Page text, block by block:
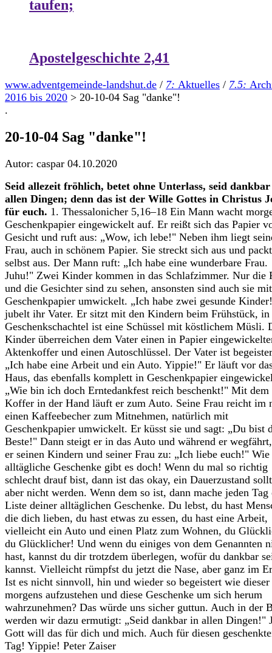
taufen;
Apostelgeschichte 2,41
www.adventgemeinde-landshut.de / 7: Aktuelles / 7.5:
2016 bis 2020 > 20-10-04 Sag "danke"!
.
20-10-04 Sag "danke"!
Autor: caspar 04.10.2020
Seid allezeit fröhlich, betet ohne Unterlass, seid
allen Dingen; denn das ist der Wille Gottes in Christus
für euch. 1. Thessalonicher 5,16–18 Ein Mann wacht
Geschenkpapier eingewickelt auf. Er reißt sich das Papier
Gesicht und ruft aus: „Wow, ich lebe!" Neben ihm liegt
Frau, auch in schönem Papier. Sie streckt sich aus und
selbst aus. Der Mann ruft: „Ich habe eine wunderbare Frau.
Juhu!" Zwei Kinder kommen in das Schlafzimmer. Nur die
und die Gesichter sind zu sehen, ansonsten sind auch sie mit
Geschenkpapier umwickelt. „Ich habe zwei gesunde
jubelt ihr Vater. Er sitzt mit den Kindern beim Frühstück, in
Geschenkschachtel ist eine Schüssel mit köstlichem Müsli.
Kinder überreichen dem Vater einen in Papier
Aktenkoffer und einen Autoschlüssel. Der Vater ist
„Ich habe eine Arbeit und ein Auto. Yippie!" Er läuft vor
Haus, das ebenfalls komplett in Geschenkpapier
„Wie bin ich doch Erntedankfest reich beschenkt!" Mit dem
Koffer in der Hand läuft er zum Auto. Seine Frau reicht im
einen Kaffeebecher zum Mitnehmen, natürlich mit
Geschenkpapier umwickelt. Er küsst sie und sagt: „Du bist
Beste!" Dann steigt er in das Auto und während er
er seinen Kindern und seiner Frau zu: „Ich liebe euch!"
alltägliche Geschenke gibt es doch! Wenn du mal so richtig
schlecht drauf bist, dann ist das okay, ein Dauerzustand
aber nicht werden. Wenn dem so ist, dann mache jeden Tag
Liste deiner alltäglichen Geschenke. Du lebst, du hast
die dich lieben, du hast etwas zu essen, du hast eine Arbeit,
vielleicht ein Auto und einen Platz zum Wohnen, du
du Glücklicher! Und wenn du einiges von dem Genannten
hast, kannst du dir trotzdem überlegen, wofür du dankbar
kannst. Vielleicht rümpfst du jetzt die Nase, aber ganz im
Ist es nicht sinnvoll, hin und wieder so begeistert wie dieser
morgens aufzustehen und diese Geschenke um sich herum
wahrzunehmen? Das würde uns sicher guttun. Auch in der
werden wir dazu ermutigt: „Seid dankbar in allen Dingen!"
Gott will das für dich und mich. Auch für diesen
Tag! Yippie! Peter Zaiser